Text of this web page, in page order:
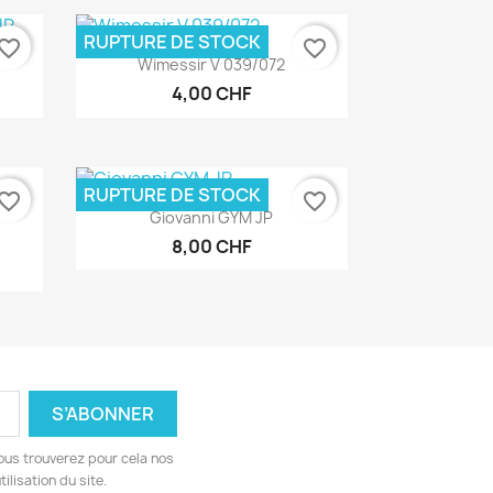
Aperçu rapide
Wimessir V 039/072
4,00 CHF
RUPTURE DE STOCK favorite_border
Aperçu rapide
Giovanni GYM JP
8,00 CHF
RUPTURE DE STOCK favorite_border
trouverez pour cela nos
du site.